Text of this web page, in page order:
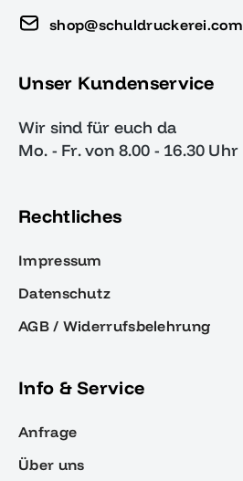
shop@schuldruckerei.com
Unser Kundenservice
Wir sind für euch da
Mo. - Fr. von 8.00 - 16.30 Uhr
Rechtliches
Impressum
Datenschutz
AGB / Widerrufsbelehrung
Info & Service
Anfrage
Über uns